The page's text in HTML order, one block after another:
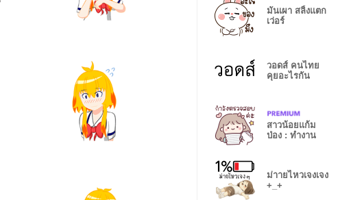
มันเผา สลิ้งแตก
เว่อร์
วอดส์ คนไทย
คุยอะไรกัน
สาวน้อยแก้ม
ป่อง : ทำงาน
ม่าายไหวเจงเจง
+_+